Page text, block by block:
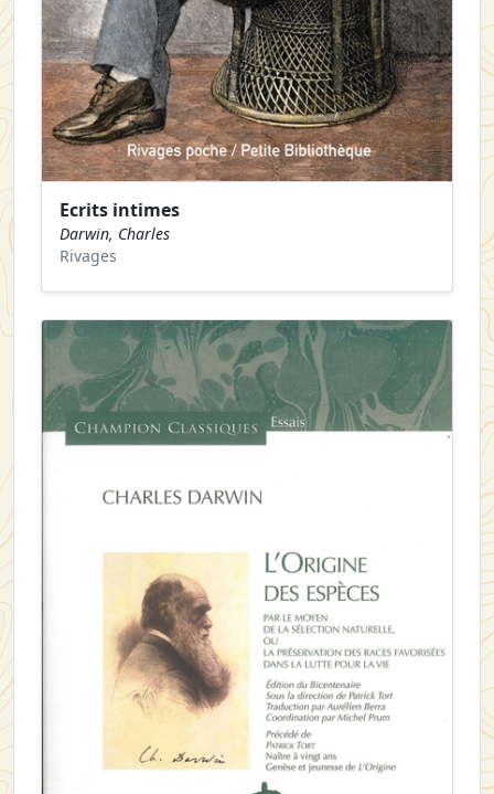
Ecrits intimes
Darwin, Charles
Rivages